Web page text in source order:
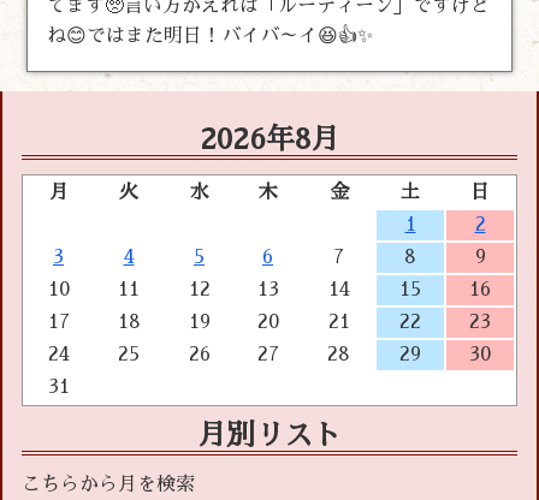
てます🥺言い方かえれば「ルーティーン」ですけど
ね😊ではまた明日！バイバ～イ😆👍✨
2026年8月
月 火 水 木 金 土
日
1
2
3
4 5 6 7 8
9
10
11 12 13 14 15
16
17
18 19 20 21 22
23
24
25 26 27 28 29
30
31
月別リスト